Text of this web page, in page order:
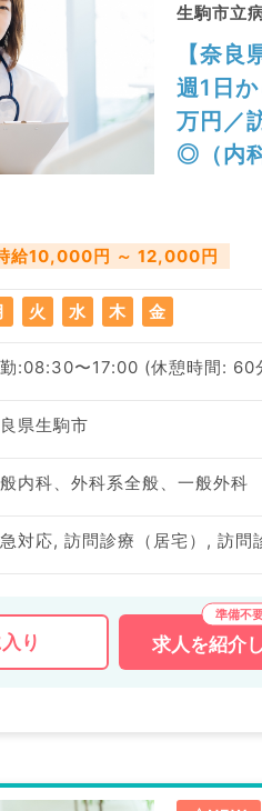
生駒市立
【奈
週1日
万円／
◎（内
給10,000円 ～ 12,000円
火 水 木 金
:08:30〜17:00 (休憩時間: 60
県生駒市
内科、外科系全般、一般外科
対応, 訪問診療（居宅）, 訪問
り 求人を紹介